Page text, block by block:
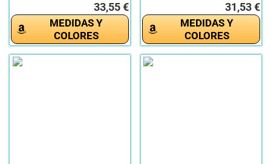
33,55 €
MEDIDAS Y
COLORES
31,53 €
MEDIDAS Y
COLORES